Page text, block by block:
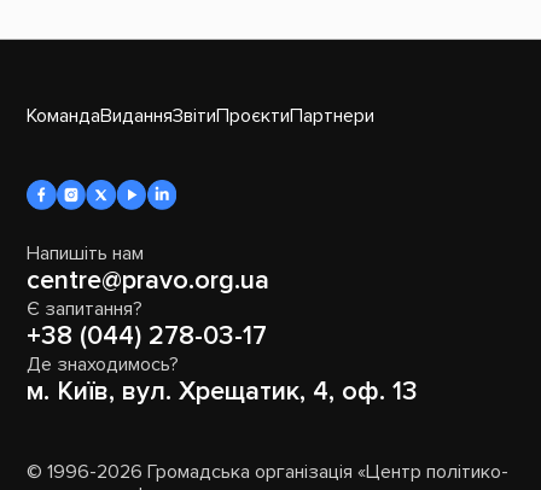
КомандаВиданняЗвітиПроєктиПартнери
Напишіть нам
centre@pravo.org.ua
Є запитання?
+38 (044) 278-03-17
Де знаходимось?
м. Київ, вул. Хрещатик, 4, оф. 13
© 1996-2026 Громадська організація «Центр політико-